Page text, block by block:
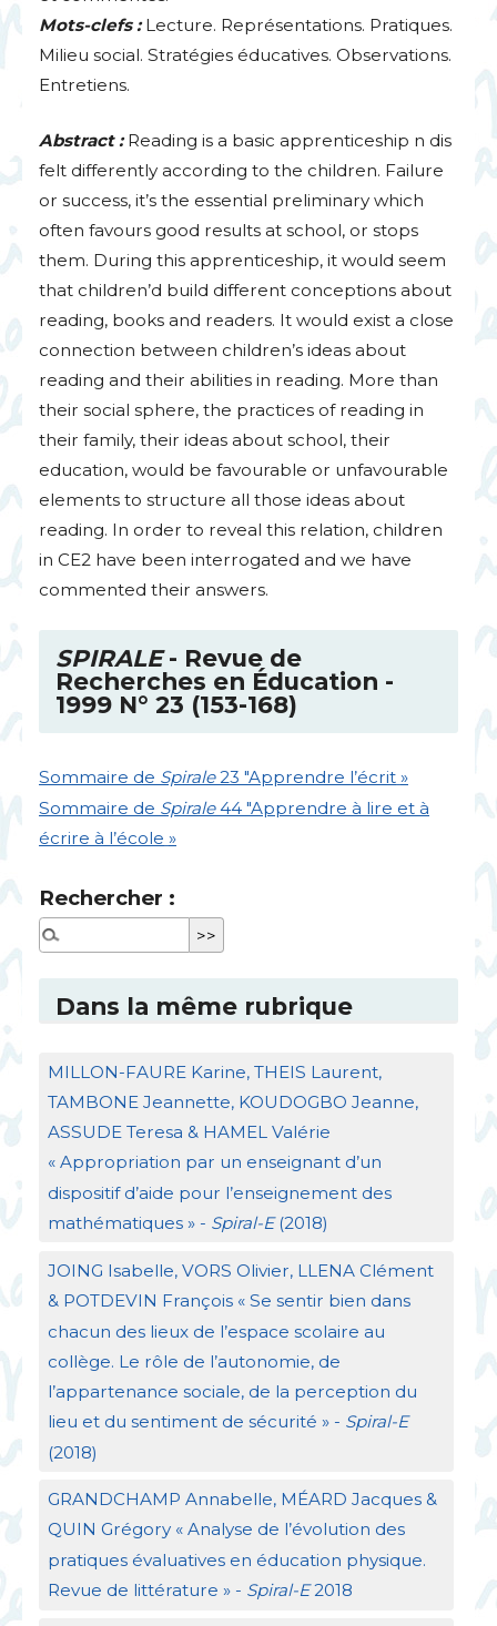
Mots-clefs : Lecture. Représentations. Pratiques.
Milieu social. Stratégies éducatives. Observations.
Entretiens.
Abstract : Reading is a basic apprenticeship n dis
felt differently according to the children. Failure
or success, it’s the essential preliminary which
often favours good results at school, or stops
them. During this apprenticeship, it would seem
that children’d build different conceptions about
reading, books and readers. It would exist a close
connection between children’s ideas about
reading and their abilities in reading. More than
their social sphere, the practices of reading in
their family, their ideas about school, their
education, would be favourable or unfavourable
elements to structure all those ideas about
reading. In order to reveal this relation, children
in CE2 have been interrogated and we have
commented their answers.
SPIRALE- Revue de
Recherches en Éducation -
1999 N° 23 (153-168)
Sommaire de Spirale23 "Apprendre l’écrit »
Sommaire de Spirale44 "Apprendre à lire et à
écrire à l’école »
Rechercher :
Dans la même rubrique
MILLON-FAURE Karine, THEIS Laurent,
TAMBONE Jeannette, KOUDOGBO Jeanne,
ASSUDE Teresa & HAMEL Valérie
« Appropriation par un enseignant d’un
dispositif d’aide pour l’enseignement des
mathématiques » - Spiral-E(2018)
JOING Isabelle, VORS Olivier, LLENAClément
& POTDEVIN François « Se sentir bien dans
chacun des lieux de l’espace scolaire au
collège. Le rôle de l’autonomie, de
l’appartenance sociale, de la perception du
lieu et du sentiment de sécurité » - Spiral-E
(2018)
GRANDCHAMP Annabelle, MÉARD Jacques &
QUIN Grégory « Analyse de l’évolution des
pratiques évaluatives en éducation physique.
Revue de littérature » - Spiral-E2018